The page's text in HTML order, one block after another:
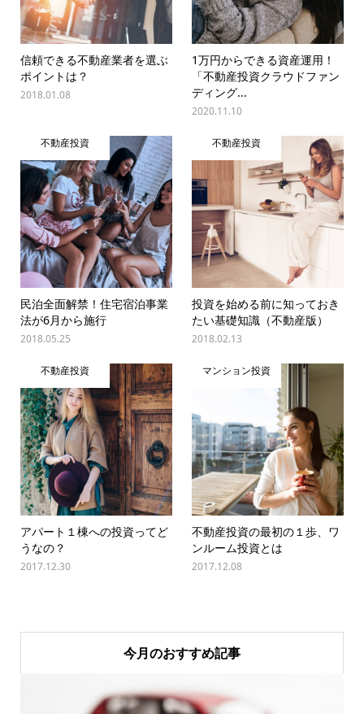
信頼できる不動産業者を選ぶ
ポイントは？
2018.01.08
1万円からできる資産運用！
「不動産投資クラウドファン
ディング...
2020.11.10
不動産投資
民泊全面解禁！住宅宿泊事業
法が6月から施行
2018.05.25
不動産投資
投資を始める前に知っておき
たい基礎知識（不動産版）
2018.02.13
不動産投資
アパート１棟への投資ってど
うなの？
2017.12.30
マンション投資
不動産投資の最初の１歩、ワ
ンルーム投資とは
2017.12.08
今月のおすすめ記事